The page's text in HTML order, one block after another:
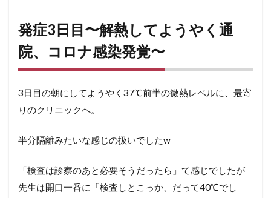
ンパ
に〜
11
発症
10日
目〜
色々
にな
き
発症3日目〜解熱してようやく通
院、コロナ感染発覚〜
3日目の朝にしてようやく37℃前半の微熱レベルに、最寄
りのクリニックへ。
半分隔離みたいな感じの扱いでしたw
「検査は診察のあと必要そうだったら」て感じでしたが
先生は開口一番に「検査しとこっか、だって40℃でし